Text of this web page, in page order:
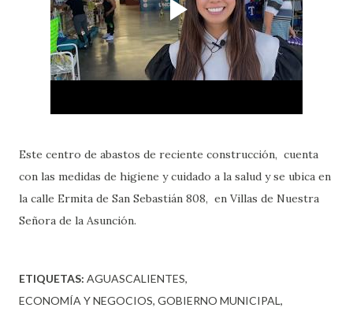
Este centro de abastos de reciente construcción, cuenta
con las medidas de higiene y cuidado a la salud y se ubica en
la calle Ermita de San Sebastián 808, en Villas de Nuestra
Señora de la Asunción.
ETIQUETAS: AGUASCALIENTES
ECONOMÍA Y NEGOCIOS GOBIERNO MUNICIPAL